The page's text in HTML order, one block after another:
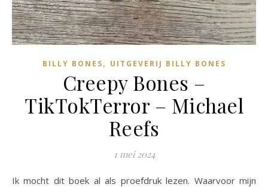
BILLY BONES, UITGEVERIJ BILLY BONES
Creepy Bones –
TikTokTerror – Michael
Reefs
1 mei 2024
Ik mocht dit boek al als proefdruk lezen. Waarvoor mijn